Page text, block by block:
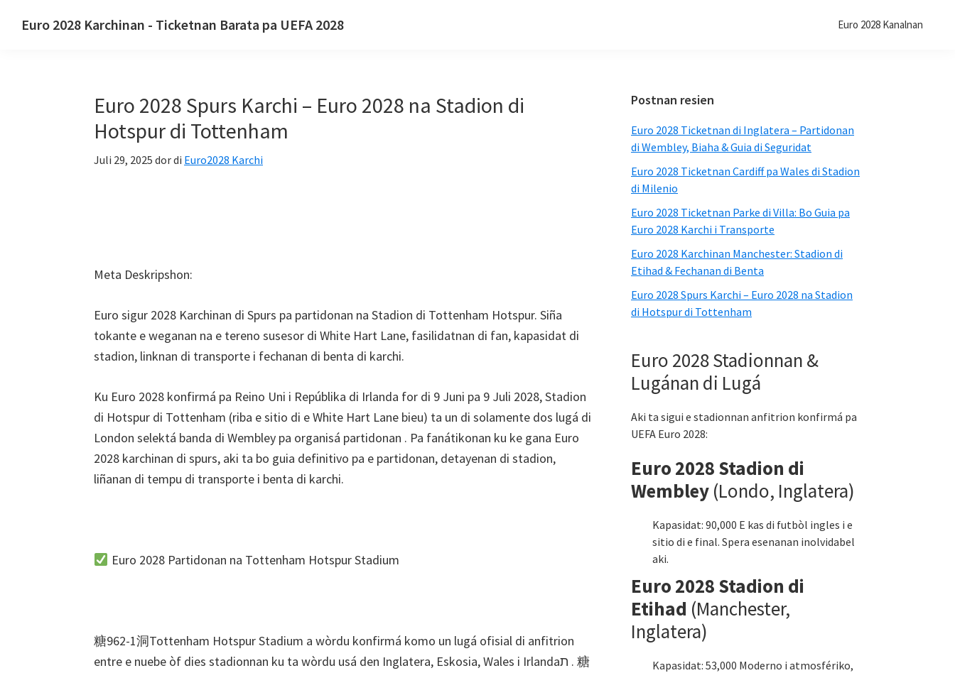
Euro 2028 Karchinan - Ticketnan Barata pa UEFA 2028 Euro 2028 Kanalnan
Euro 2028 Spurs Karchi – Euro 2028 na Stadion di
Hotspur di Tottenham
Juli 29, 2025 dor di Euro2028 Karchi
Meta Deskripshon:
Euro sigur 2028 Karchinan di Spurs pa partidonan na Stadion di Tottenham Hotspur. Siña
tokante e weganan na e tereno susesor di White Hart Lane, fasilidatnan di fan, kapasidat di
stadion, linknan di transporte i fechanan di benta di karchi.
Ku Euro 2028 konfirmá pa Reino Uni i Repúblika di Irlanda for di 9 Juni pa 9 Juli 2028, Stadion
di Hotspur di Tottenham (riba e sitio di e White Hart Lane bieu) ta un di solamente dos lugá di
London selektá banda di Wembley pa organisá partidonan . Pa fanátikonan ku ke gana Euro
2028 karchinan di spurs, aki ta bo guia definitivo pa e partidonan, detayenan di stadion,
liñanan di tempu di transporte i benta di karchi.
Euro 2028 Partidonan na Tottenham Hotspur Stadium
糖962-1洞Tottenham Hotspur Stadium a wòrdu konfirmá komo un lugá ofisial di anfitrion
entre e nuebe òf dies stadionnan ku ta wòrdu usá den Inglatera, Eskosia, Wales i Irlandaﬨ . 糖
Sidebar
Primario
Postnan resien
Euro 2028 Ticketnan di Inglatera – Partidonan
di Wembley, Biaha & Guia di Seguridat
Euro 2028 Ticketnan Cardiff pa Wales di Stadion
di Milenio
Euro 2028 Ticketnan Parke di Villa: Bo Guia pa
Euro 2028 Karchi i Transporte
Euro 2028 Karchinan Manchester: Stadion di
Etihad & Fechanan di Benta
Euro 2028 Spurs Karchi – Euro 2028 na Stadion
di Hotspur di Tottenham
Euro 2028 Stadionnan &
Lugánan di Lugá
Aki ta sigui e stadionnan anfitrion konfirmá pa
UEFA Euro 2028:
Euro 2028 Stadion di
Wembley (Londo, Inglatera)
Kapasidat: 90,000 E kas di futbòl ingles i e
sitio di e final. Spera esenanan inolvidabel
aki.
Euro 2028 Stadion di
Etihad (Manchester,
Inglatera)
Kapasidat: 53,000 Moderno i atmosfériko,